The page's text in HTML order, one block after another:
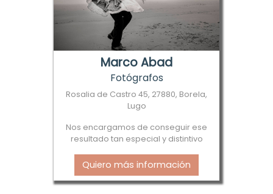
Marco Abad
Fotógrafos
Rosalia de Castro 45, 27880, Borela,
Lugo
Nos encargamos de conseguir ese
resultado tan especial y distintivo
Quiero más información